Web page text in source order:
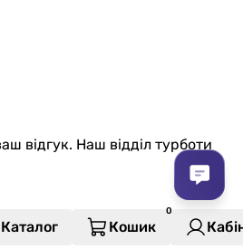
відгук. Наш відділ турботи
Каталог Кошик